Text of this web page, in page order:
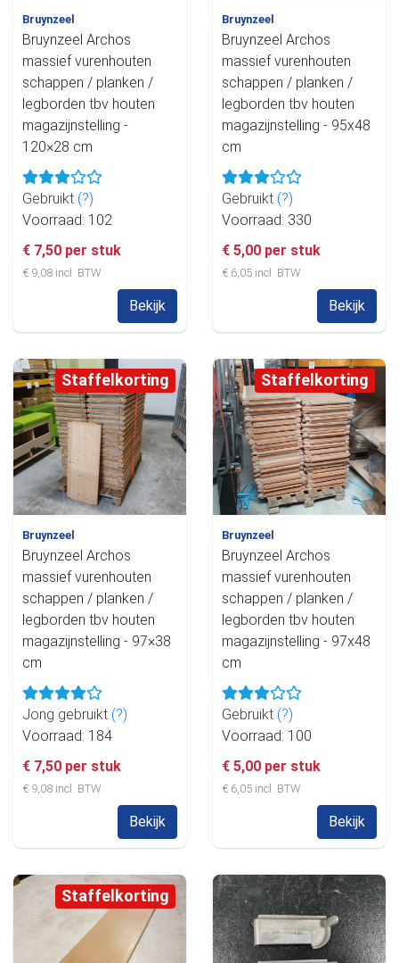
Bruynzeel
Bruynzeel Archos
massief vurenhouten
schappen / planken /
legborden tbv houten
magazijnstelling -
120×28 cm
Gebruikt (?)
Voorraad: 102
€ 7,50 per stuk
€ 9,08 incl. BTW
Bekijk
Bruynzeel
Bruynzeel Archos
massief vurenhouten
schappen / planken /
legborden tbv houten
magazijnstelling - 95x48
cm
Gebruikt (?)
Voorraad: 330
€ 5,00 per stuk
€ 6,05 incl. BTW
Bekijk
Staffelkorting
Bruynzeel
Bruynzeel Archos
massief vurenhouten
schappen / planken /
legborden tbv houten
magazijnstelling - 97×38
cm
Jong gebruikt (?)
Voorraad: 184
€ 7,50 per stuk
€ 9,08 incl. BTW
Bekijk
Staffelkorting
Bruynzeel
Bruynzeel Archos
massief vurenhouten
schappen / planken /
legborden tbv houten
magazijnstelling - 97x48
cm
Gebruikt (?)
Voorraad: 100
€ 5,00 per stuk
€ 6,05 incl. BTW
Bekijk
Staffelkorting